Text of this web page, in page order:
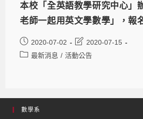
本校「全英語教學研究中心」
老師一起用英文學數學」，報
2020-07-02
2020-07-15
最新消息 / 活動公告
數學系